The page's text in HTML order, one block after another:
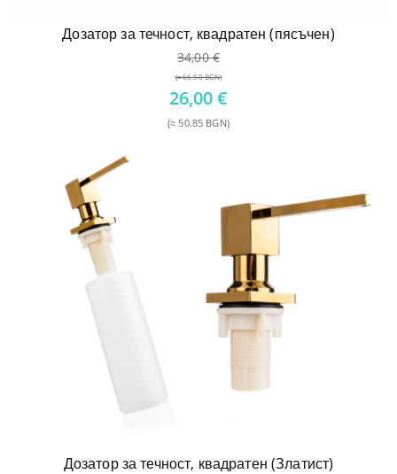
Дозатор за течност, квадратен (пясъчен)
34,00€
(≈ 66.50 BGN)
Original
price
was:
26,00€
(≈ 50.85 BGN)
Дозатор за течност, квадратен (Златист)